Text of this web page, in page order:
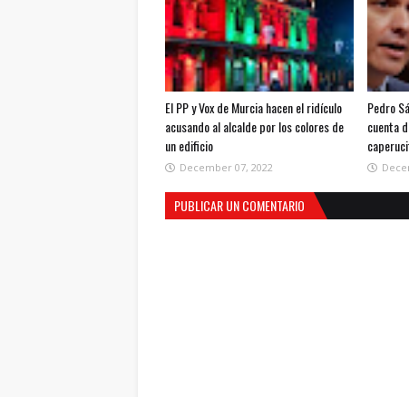
El PP y Vox de Murcia hacen el ridículo
acusando al alcalde por los colores de
un edificio
December 07, 2022
Pedro
cuenta
PUBLICAR UN COMENTARIO